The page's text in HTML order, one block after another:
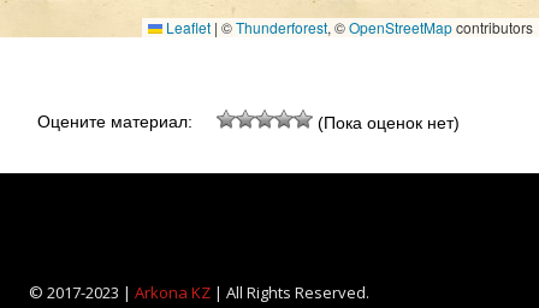
Leaflet | ©Thunderforest, ©OpenStreetMapcontributors
Оцените материал: (Пока оценок нет)
© 2017-2023 | Arkona KZ| All Rights Reserved.